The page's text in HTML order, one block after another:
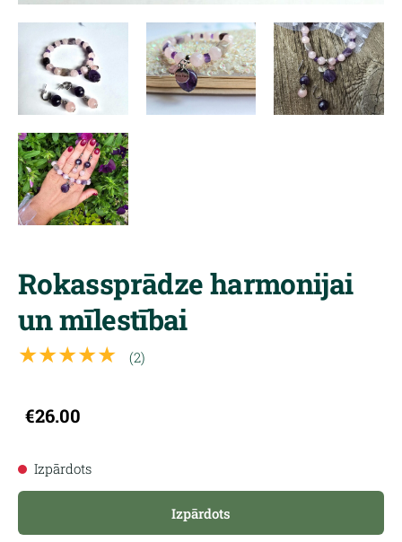
Rokassprādze harmonijai
un mīlestībai
★★★★★ (2)
€26.00
Izpārdots
Izpārdots